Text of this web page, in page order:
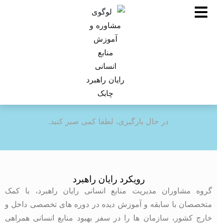
در حال بارگیری، لطفا کمی صبر کنید.
رویکرد رایان راهبرد
گروه مشاوران مدیریت منابع انسانی رایان راهبرد، با کمک
متخصصان با سابقه و آموزش دیده در دوره های تخصصی داخل و
خارج کشور، سازمان ها را در سفر بهبود منابع انسانی همراهی